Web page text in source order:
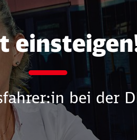
bei der